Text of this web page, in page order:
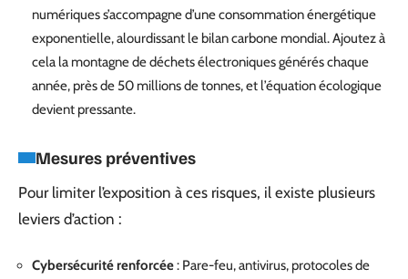
numériques s’accompagne d’une consommation énergétique
exponentielle, alourdissant le bilan carbone mondial. Ajoutez à
cela la montagne de déchets électroniques générés chaque
année, près de 50 millions de tonnes, et l’équation écologique
devient pressante.
Mesures préventives
Pour limiter l’exposition à ces risques, il existe plusieurs
leviers d’action :
Cybersécurité renforcée: Pare-feu, antivirus, protocoles de